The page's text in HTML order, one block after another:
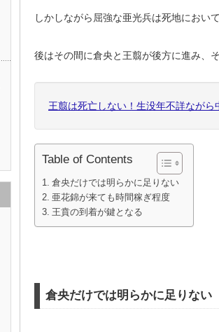
しかしながら屈強な亜光兵は死地におい
後はその間に倉央と王翦が後方に進み、
王翦は死亡しない！生没年不詳ながら
Table of Contents
倉央だけでは明らかに足りない
亜花錦が来ても時間稼ぎ程度
王賁の到着が鍵となる
倉央だけでは明らかに足りない